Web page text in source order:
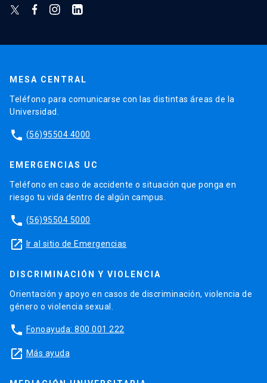
MESA CENTRAL
Teléfono para comunicarse con las distintas áreas de la
Universidad.
phone (56)95504 4000
EMERGENCIAS UC
Teléfono en caso de accidente o situación que ponga en
riesgo tu vida dentro de algún campus.
phone (56)95504 5000
launch Ir al sitio de Emergencias
DISCRIMINACIÓN Y VIOLENCIA
Orientación y apoyo en casos de discriminación, violencia de
género o violencia sexual.
phone Fonoayuda: 800 001 222
launch Más ayuda